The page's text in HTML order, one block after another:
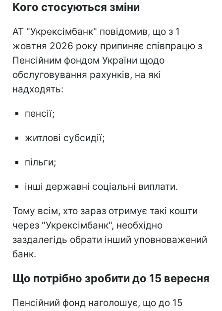
Кого стосуються зміни
АТ "Укрексімбанк" повідомив, що з 1
жовтня 2026 року припиняє співпрацю з
Пенсійним фондом України щодо
обслуговування рахунків, на які
надходять:
пенсії;
житлові субсидії;
пільги;
інші державні соціальні виплати.
Тому всім, хто зараз отримує такі кошти
через "Укрексімбанк", необхідно
заздалегідь обрати інший уповноважений
банк.
Що потрібно зробити до 15 вересня
Пенсійний фонд наголошує, що до 15